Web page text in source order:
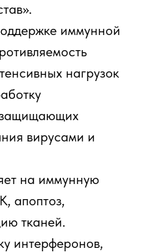
иммунной
нагрузок
защищающих
вирусами и
на иммунную
апоптоз,
тканей.
интерферонов,